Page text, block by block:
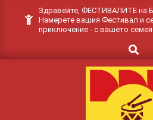
Здравейте, ФЕСТИВАЛИТЕ на
Намерете вашия Фестивал и
приключение - с вашето
Search